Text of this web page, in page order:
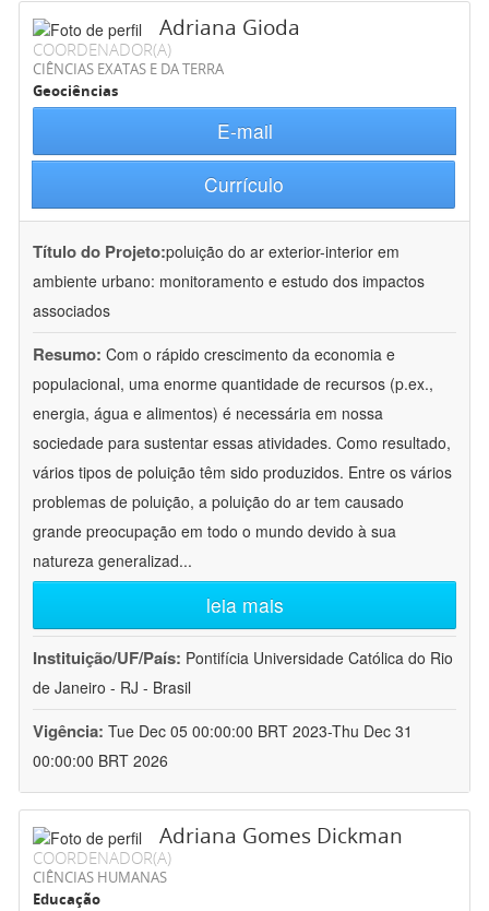
Adriana Gioda
COORDENADOR(A)
CIÊNCIAS EXATAS E DA TERRA
Geociências
E-mail
Currículo
Título do Projeto:poluição do ar exterior-interior em
ambiente urbano: monitoramento e estudo dos impactos
associados
Resumo: Com o rápido crescimento da economia e
populacional, uma enorme quantidade de recursos (p.ex.,
energia, água e alimentos) é necessária em nossa
sociedade para sustentar essas atividades. Como resultado,
vários tipos de poluição têm sido produzidos. Entre os vários
problemas de poluição, a poluição do ar tem causado
grande preocupação em todo o mundo devido à sua
natureza generalizad...
leia mais
Instituição/UF/País: Pontifícia Universidade Católica do Rio
de Janeiro - RJ - Brasil
Vigência: Tue Dec 05 00:00:00 BRT 2023-Thu Dec 31
00:00:00 BRT 2026
Adriana Gomes Dickman
COORDENADOR(A)
CIÊNCIAS HUMANAS
Educação